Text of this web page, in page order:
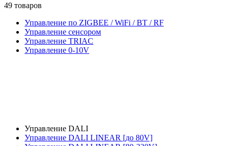
49 товаров
Управление по ZIGBEE / WiFi / BT / RF
Управление сенсором
Управление TRIAC
Управление 0-10V
Управление DALI
Управление DALI LINEAR [до 80V]